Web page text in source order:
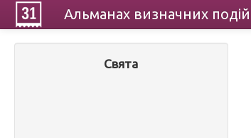
Альманах визначних подій
Свята